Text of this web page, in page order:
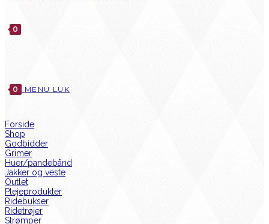
0
0 MENU LUK
Forside
Shop
Godbidder
Grimer
Huer/pandebånd
Jakker og veste
Outlet
Plejeprodukter
Ridebukser
Ridetrøjer
Strømper